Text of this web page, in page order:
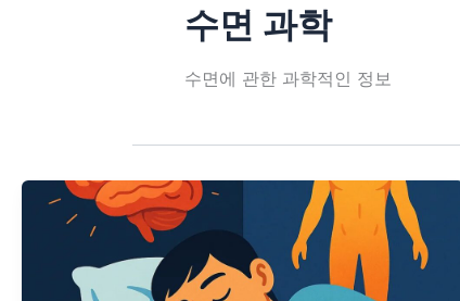
수면 과학
수면에 관한 과학적인 정보